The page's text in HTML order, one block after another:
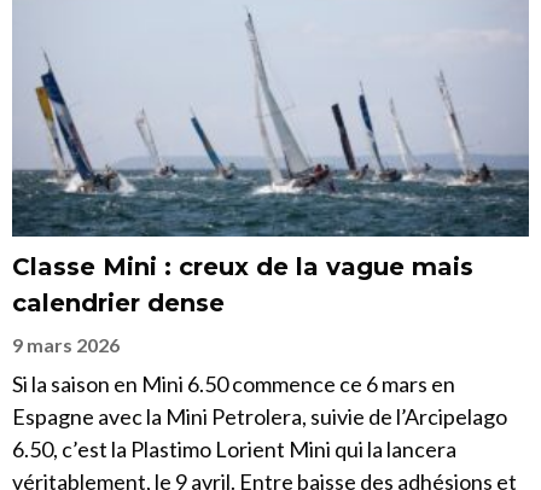
Classe Mini : creux de la vague mais
calendrier dense
9 mars 2026
Si la saison en Mini 6.50 commence ce 6 mars en
Espagne avec la Mini Petrolera, suivie de l’Arcipelago
6.50, c’est la Plastimo Lorient Mini qui la lancera
véritablement, le 9 avril. Entre baisse des adhésions et